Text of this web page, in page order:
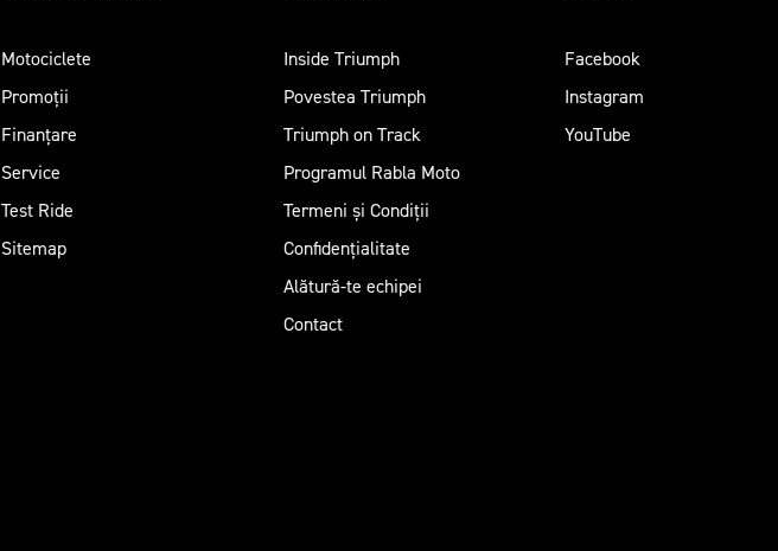
Motociclete
Promoții
Finanțare
Service
Test Ride
Sitemap
Inside Triumph
Povestea Triumph
Triumph on Track
Programul Rabla Moto
Termeni și Condiții
Confidențialitate
Alătură-te echipei
Contact
Facebook
Instagram
YouTube